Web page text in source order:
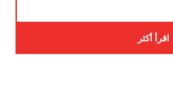
اقرأ أكثر